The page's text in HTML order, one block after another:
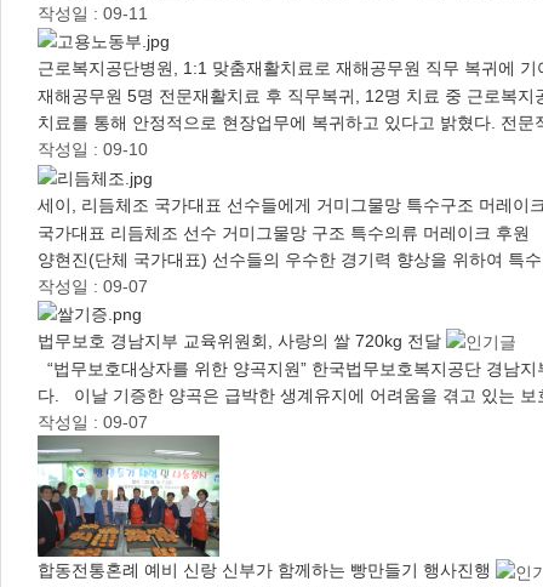
작성일 : 09-11
근로복지공단병원, 1:1 맞춤재활치료로 재해공무원 직무 복귀에
재해공무원 5명 전문재활치료 후 직무복귀, 12명 치료 중 근로복
치료를 통해 안정적으로 현장업무에 복귀하고 있다고 밝혔다. 전
작성일 : 09-10
세이, 리듬체조 국가대표 선수들에게 거미그물망 특수구조 머레이
국가대표 리듬체조 선수 거미그물망 구조 특수의류 머레이크 후
양현진(단체 국가대표) 선수들의 우수한 경기력 향상을 위하여 특
작성일 : 09-07
법무보호 경남지부 교육위원회, 사랑의 쌀 720kg 전달
“법무보호대상자를 위한 양곡지원” 한국법무보호복지공단 경남
다. 이날 기증한 양곡은 급박한 생계유지에 어려움을 겪고 있는
작성일 : 09-07
합동전통혼례 예비 신랑 신부가 함께하는 빵만들기 행사진행